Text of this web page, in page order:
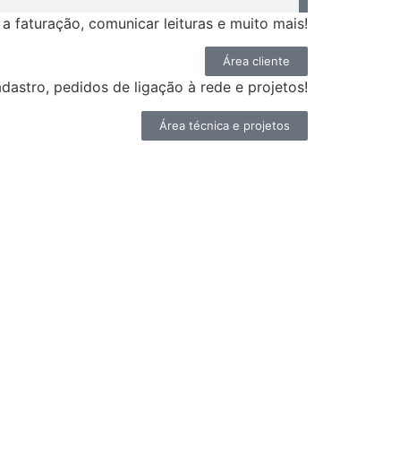
faturação, comunicar leituras e muito mais!
Área cliente
pedidos de ligação à rede e projetos!
Área técnica e projetos